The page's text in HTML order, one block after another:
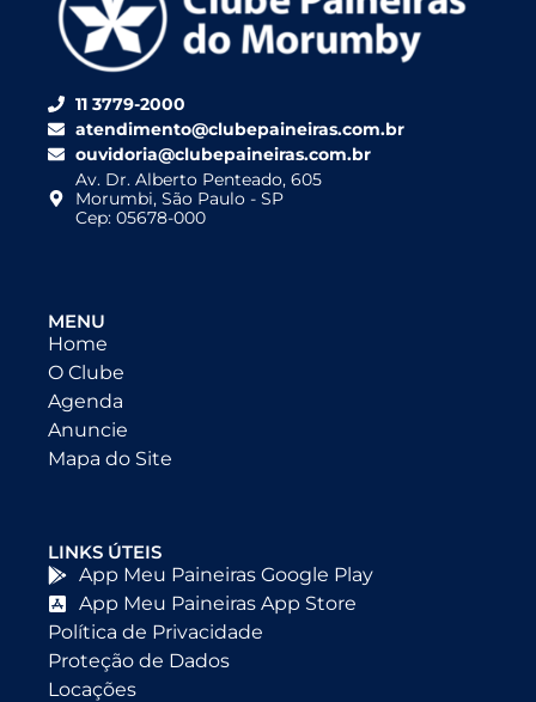
11 3779-2000
atendimento@clubepaineiras.com.br
ouvidoria@clubepaineiras.com.br
Av. Dr. Alberto Penteado, 605
Morumbi, São Paulo - SP
Cep: 05678-000
MENU
Home
O Clube
Agenda
Anuncie
Mapa do Site
LINKS ÚTEIS
App Meu Paineiras Google Play
App Meu Paineiras App Store
Política de Privacidade
Proteção de Dados
Locações